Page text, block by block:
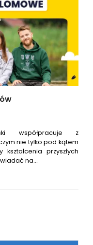
współpracuje z
nie tylko pod kątem
przyszłych
na…